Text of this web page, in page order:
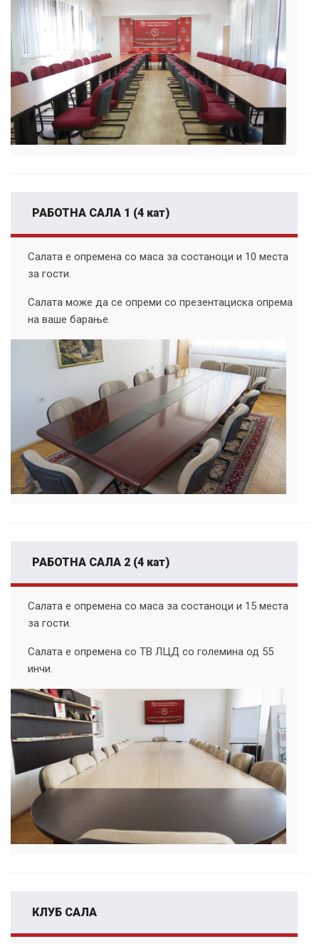
РАБОТНА САЛА 1 (4 кат)
Салата е опремена со маса за состаноци и 10 места
за гости.
Салата може да се опреми со презентациска опрема
на ваше барање.
РАБОТНА САЛА 2 (4 кат)
Салата е опремена со маса за состаноци и 15 места
за гости.
Салата е опремена со ТВ ЛЦД со големина од 55
инчи.
КЛУБ САЛА